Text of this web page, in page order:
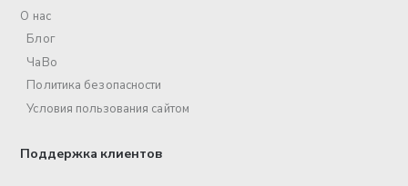
О нас
Блог
ЧаВо
Политика безопасности
Условия пользования сайтом
Поддержка клиентов